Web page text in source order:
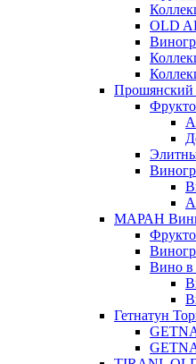
OLD
МАРАН
Вино в
Гетнатун